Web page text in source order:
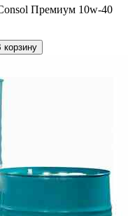
Премиум 10w-40
корзину